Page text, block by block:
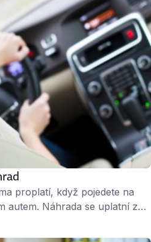
to …
proplatí, když pojedete na
autem. Náhrada se uplatní za
jako aritmetický průměr z údajů